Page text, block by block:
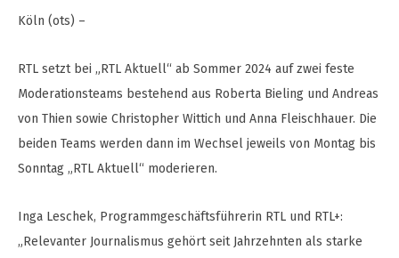
Köln (ots) –
RTL setzt bei „RTL Aktuell“ ab Sommer 2024 auf zwei feste
Moderationsteams bestehend aus Roberta Bieling und Andreas
von Thien sowie Christopher Wittich und Anna Fleischhauer. Die
beiden Teams werden dann im Wechsel jeweils von Montag bis
Sonntag „RTL Aktuell“ moderieren.
Inga Leschek, Programmgeschäftsführerin RTL und RTL+:
„Relevanter Journalismus gehört seit Jahrzehnten als starke